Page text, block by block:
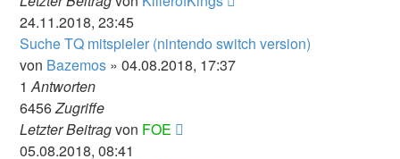
24.11.2018, 23:45
Suche TQ mitspieler (nintendo switch version)
von Bazemos » 04.08.2018, 17:37
1Antworten
6456Zugriffe
Letzter Beitragvon FOE
05.08.2018, 08:41